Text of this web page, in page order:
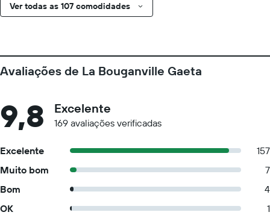
Ver todas as 107 comodidades
Avaliações de La Bouganville Gaeta
9,8 Excelente
169 avaliações verificadas
Excelente
157
Muito bom
7
Bom
4
OK
1